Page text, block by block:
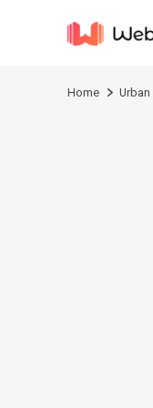
Home